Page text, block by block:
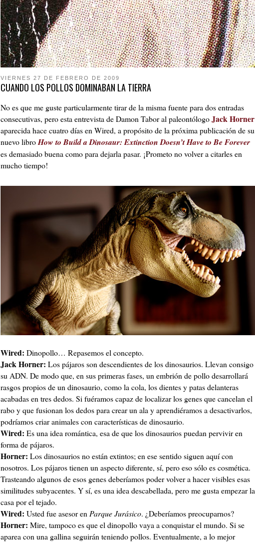
VIERNES 27 DE FEBRERO DE 2009
CUANDO LOS POLLOS DOMINABAN LA TIERRA
No es que me guste particularmente tirar de la misma fuente para dos entradas
consecutivas, pero esta entrevista de Damon Tabor al paleontólogoJack Horner
aparecida hace cuatro días en Wired, a propósito de la próxima publicación de su
nuevo libroHow to Build a Dinosaur: Extinction Doesn’t Have to Be Forever
es demasiado buena como para dejarla pasar. ¡Prometo no volver a citarles en
mucho tiempo!
Wired: Dinopollo… Repasemos el concepto.
Jack Horner: Los pájaros son descendientes de los dinosaurios. Llevan consigo
su ADN. De modo que, en sus primeras fases, un embrión de pollo desarrollará
rasgos propios de un dinosaurio, como la cola, los dientes y patas delanteras
acabadas en tres dedos. Si fuéramos capaz de localizar los genes que cancelan el
rabo y que fusionan los dedos para crear un ala y aprendiéramos a desactivarlos,
podríamos criar animales con características de dinosaurio.
Wired: Es una idea romántica, esa de que los dinosaurios puedan pervivir en
forma de pájaros.
Horner: Los dinosaurios no están extintos; en ese sentido siguen aquí con
nosotros. Los pájaros tienen un aspecto diferente, sí, pero eso sólo es cosmética.
Trasteando algunos de esos genes deberíamos poder volver a hacer visibles esas
similitudes subyacentes. Y sí, es una idea descabellada, pero me gusta empezar la
casa por el tejado.
Wired: Usted fue asesor en Parque Jurásico. ¿Deberíamos preocuparnos?
Horner: Mire, tampoco es que el dinopollo vaya a conquistar el mundo. Si se
aparea con una gallina seguirán teniendo pollos. Eventualmente, a lo mejor